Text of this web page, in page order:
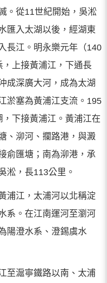
。從11世紀開始，吳淞
匯入太湖以後，經湖東
長江。明永樂元年（140
上接黃浦江，下通長
成深廣大河，成為太湖
淤塞為黃浦江支流。195
下接黃浦江。黃浦江在
、泖河、攔路港，與澱
俞匯塘；南為泖港，承
淞，長113公里。
浦江，太浦河以北稱淀
系。在江南運河至瀏河
陽澄水系、澄錫虞水
至滬寧鐵路以南、太浦